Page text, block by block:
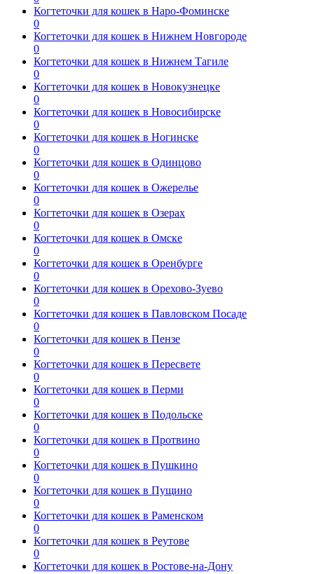
Когтеточки для кошек в Наро-Фоминске
0
Когтеточки для кошек в Нижнем Новгороде
0
Когтеточки для кошек в Нижнем Тагиле
0
Когтеточки для кошек в Новокузнецке
0
Когтеточки для кошек в Новосибирске
0
Когтеточки для кошек в Ногинске
0
Когтеточки для кошек в Одинцово
0
Когтеточки для кошек в Ожерелье
0
Когтеточки для кошек в Озерах
0
Когтеточки для кошек в Омске
0
Когтеточки для кошек в Оренбурге
0
Когтеточки для кошек в Орехово-Зуево
0
Когтеточки для кошек в Павловском Посаде
0
Когтеточки для кошек в Пензе
0
Когтеточки для кошек в Пересвете
0
Когтеточки для кошек в Перми
0
Когтеточки для кошек в Подольске
0
Когтеточки для кошек в Протвино
0
Когтеточки для кошек в Пушкино
0
Когтеточки для кошек в Пущино
0
Когтеточки для кошек в Раменском
0
Когтеточки для кошек в Реутове
0
Когтеточки для кошек в Ростове-на-Дону